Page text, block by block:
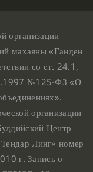
организации
махаяны «Ганден
со ст. 24.1,
№125-ФЗ «О
организации
Центр
Линг» номер
г. Запись о